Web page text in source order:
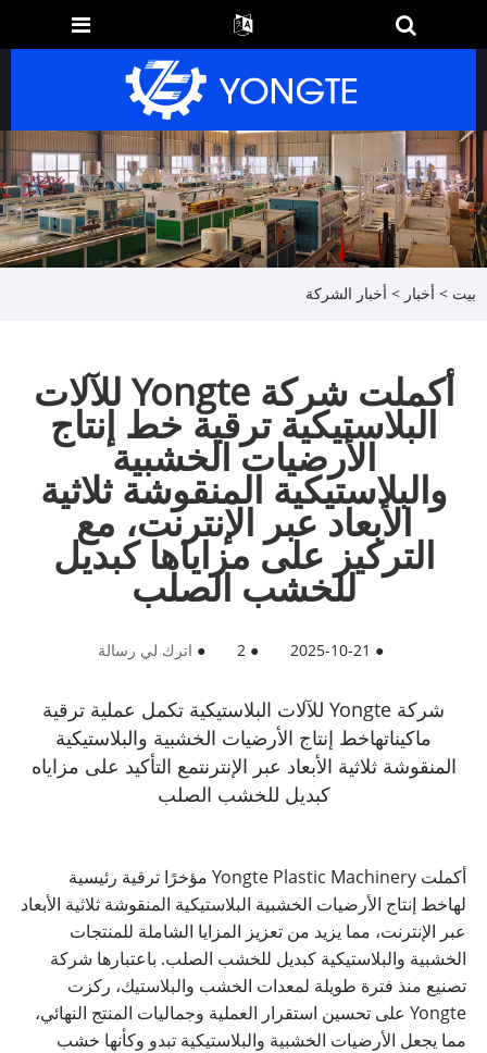
بيت > أخبار > أخبار الشركة
أكملت شركة Yongte للآلات
البلاستيكية ترقية خط إنتاج
الأرضيات الخشبية
والبلاستيكية المنقوشة ثلاثية
الأبعاد عبر الإنترنت، مع
التركيز على مزاياها كبديل
للخشب الصلب
●
2025-10-21
●
2
● اترك لي رسالة
شركة Yongte للآلات البلاستيكية تكمل عملية ترقية
ماكيناتهاخط إنتاج الأرضيات الخشبية والبلاستيكية
المنقوشة ثلاثية الأبعاد عبر الإنترنتمع التأكيد على مزاياه
كبديل للخشب الصلب
أكملت Yongte Plastic Machinery مؤخرًا ترقية رئيسية
لهاخط إنتاج الأرضيات الخشبية البلاستيكية المنقوشة ثلاثية الأبعاد
عبر الإنترنت، مما يزيد من تعزيز المزايا الشاملة للمنتجات
الخشبية والبلاستيكية كبديل للخشب الصلب. باعتبارها شركة
تصنيع منذ فترة طويلة لمعدات الخشب والبلاستيك، ركزت
Yongte على تحسين استقرار العملية وجماليات المنتج النهائي،
مما يجعل الأرضيات الخشبية والبلاستيكية تبدو وكأنها خشب